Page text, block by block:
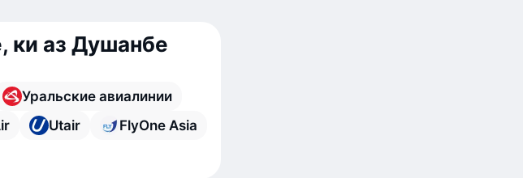
ки аз Душанбе
Уральские авиалинии
Utair
FlyOne Asia